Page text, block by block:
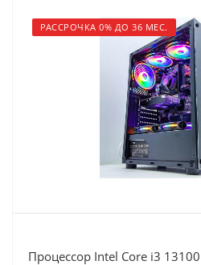
РАССРОЧКА 0% ДО 36 МЕС.
Процессор Intel Core i3